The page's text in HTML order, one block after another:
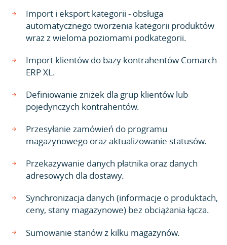
Import i eksport kategorii - obsługa
automatycznego tworzenia kategorii produktów
wraz z wieloma poziomami podkategorii.
Import klientów do bazy kontrahentów Comarch
ERP XL.
Definiowanie zniżek dla grup klientów lub
pojedynczych kontrahentów.
Przesyłanie zamówień do programu
magazynowego oraz aktualizowanie statusów.
Przekazywanie danych płatnika oraz danych
adresowych dla dostawy.
Synchronizacja danych (informacje o produktach,
ceny, stany magazynowe) bez obciążania łącza.
Sumowanie stanów z kilku magazynów.